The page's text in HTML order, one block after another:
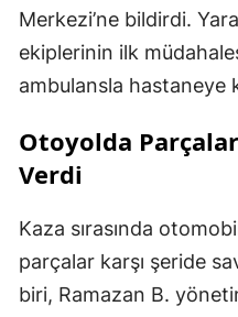
Merkezi’ne bildirdi.
ekiplerinin ilk
ambulansla hastaneye
Otoyolda
Verdi
Kaza sırasında
parçalar karşı şeride
biri, Ramazan B.